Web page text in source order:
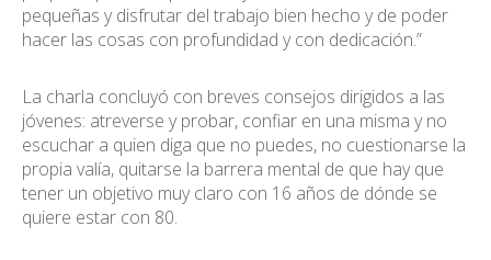
pequeñas y disfrutar del trabajo bien hecho y de poder
hacer las cosas con profundidad y con dedicación.”
La charla concluyó con breves consejos dirigidos a las
jóvenes: atreverse y probar, confiar en una misma y no
escuchar a quien diga que no puedes, no cuestionarse la
propia valía, quitarse la barrera mental de que hay que
tener un objetivo muy claro con 16 años de dónde se
quiere estar con 80.